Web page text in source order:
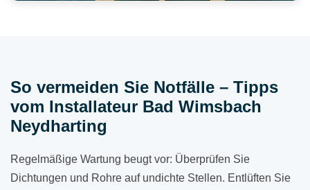
So vermeiden Sie Notfälle – Tipps
vom Installateur Bad Wimsbach
Neydharting
Regelmäßige Wartung beugt vor: Überprüfen Sie
Dichtungen und Rohre auf undichte Stellen. Entlüften Sie